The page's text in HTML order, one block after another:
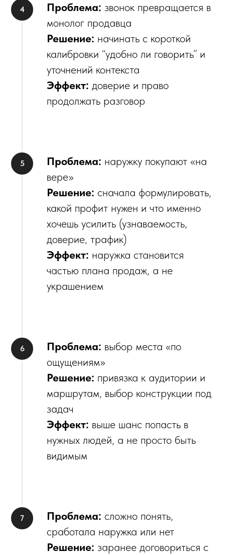
Проблема: звонок превращается в
монолог продавца
Решение: начинать с короткой
калибровки “удобно ли говорить” и
уточнений контекста
Эффект: доверие и право
продолжать разговор
Проблема: наружку покупают «на
вере»
Решение: сначала формулировать,
какой профит нужен и что именно
хочешь усилить (узнаваемость,
доверие, трафик)
Эффект: наружка становится
частью плана продаж, а не
украшением
Проблема: выбор места «по
ощущениям»
Решение: привязка к аудитории и
маршрутам, выбор конструкции под
задач
Эффект: выше шанс попасть в
нужных людей, а не просто быть
видимым
Проблема: сложно понять,
сработала наружка или нет
Решение: заранее договориться с